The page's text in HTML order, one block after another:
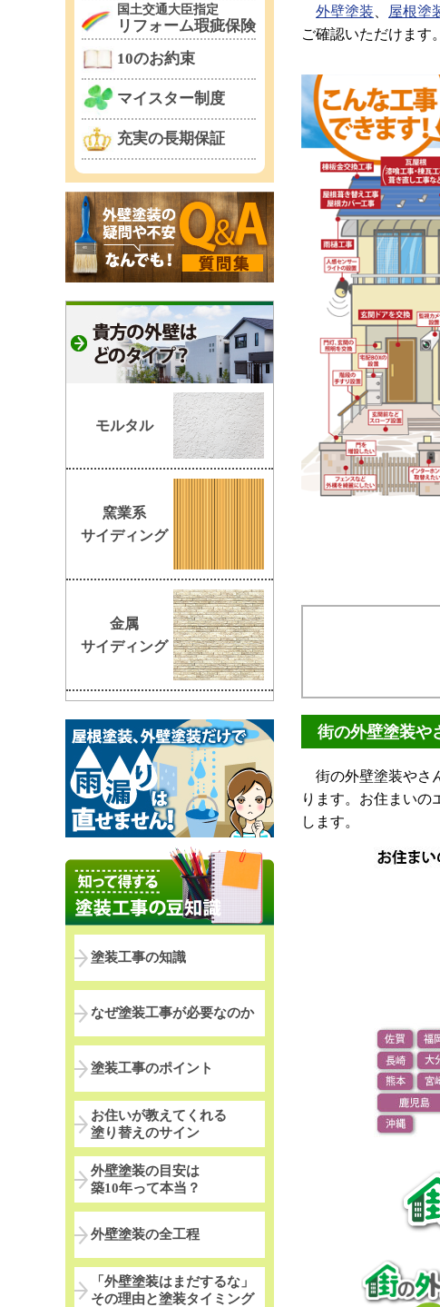
外壁塗装
屋根塗
ご確認いただけます。
街の外壁塗装や
街の外壁塗装やさ
ります。お住まいの
します。
国土交通大臣指定
リフォーム瑕疵保険
10のお約束
マイスター制度
充実の長期保証
モルタル
窯業系
サイディング
金属
サイディング
塗装工事の知識
なぜ塗装工事が必要なのか
塗装工事のポイント
お住いが教えてくれる
塗り替えのサイン
外壁塗装の目安は
築10年って本当？
外壁塗装の全工程
「外壁塗装はまだするな」
その理由と塗装タイミング